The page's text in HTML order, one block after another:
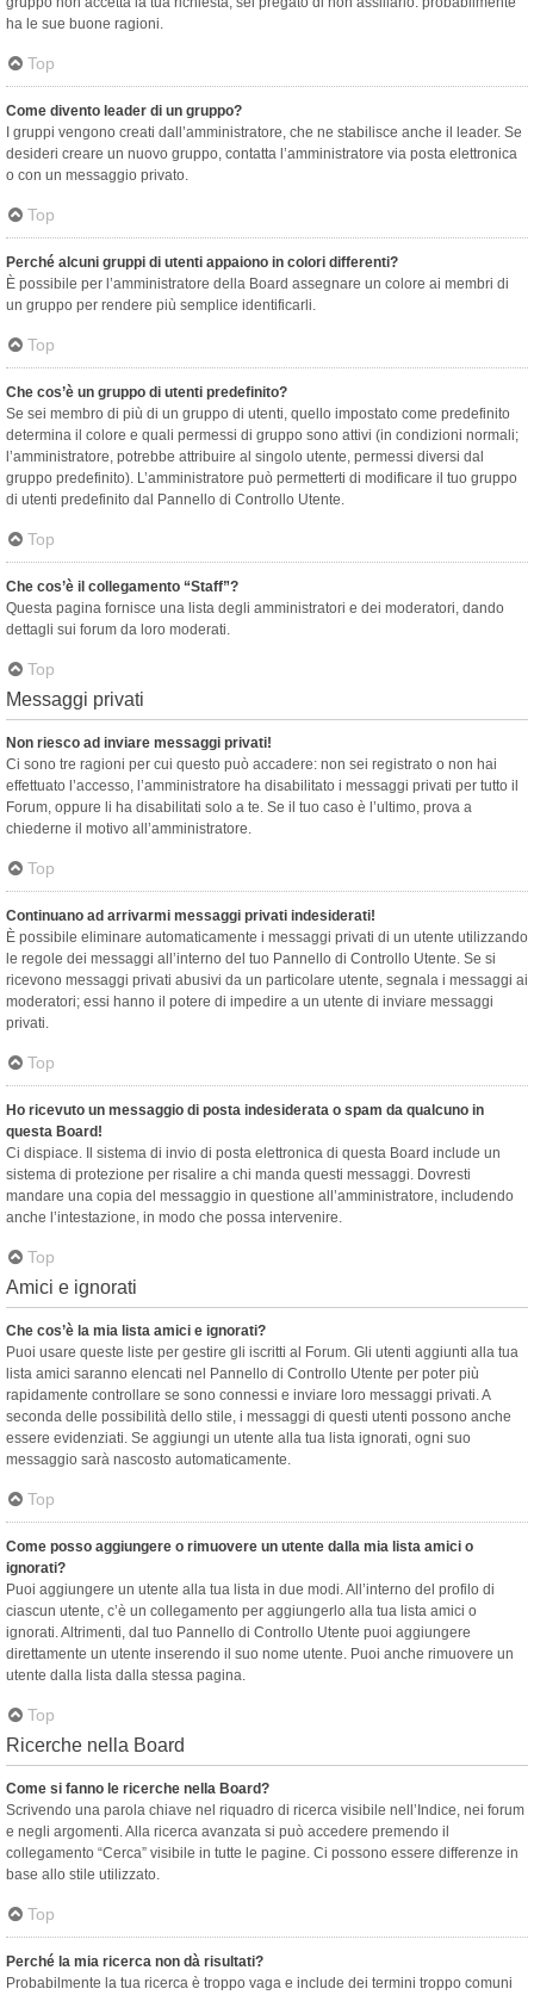
ha le sue buone ragioni.
Top
Come divento leader di un gruppo?
I gruppi vengono creati dall’amministratore, che ne stabilisce anche il leader. Se
desideri creare un nuovo gruppo, contatta l’amministratore via posta elettronica
o con un messaggio privato.
Top
Perché alcuni gruppi di utenti appaiono in colori differenti?
È possibile per l’amministratore della Board assegnare un colore ai membri di
un gruppo per rendere più semplice identificarli.
Top
Che cos’è un gruppo di utenti predefinito?
Se sei membro di più di un gruppo di utenti, quello impostato come predefinito
determina il colore e quali permessi di gruppo sono attivi (in condizioni normali;
l’amministratore, potrebbe attribuire al singolo utente, permessi diversi dal
gruppo predefinito). L’amministratore può permetterti di modificare il tuo gruppo
di utenti predefinito dal Pannello di Controllo Utente.
Top
Che cos’è il collegamento “Staff”?
Questa pagina fornisce una lista degli amministratori e dei moderatori, dando
dettagli sui forum da loro moderati.
Top
Messaggi privati
Non riesco ad inviare messaggi privati!
Ci sono tre ragioni per cui questo può accadere: non sei registrato o non hai
effettuato l’accesso, l’amministratore ha disabilitato i messaggi privati per tutto il
Forum, oppure li ha disabilitati solo a te. Se il tuo caso è l’ultimo, prova a
chiederne il motivo all’amministratore.
Top
Continuano ad arrivarmi messaggi privati indesiderati!
È possibile eliminare automaticamente i messaggi privati ​​di un utente utilizzando
le regole dei messaggi all’interno del tuo Pannello di Controllo Utente. Se si
ricevono messaggi privati ​​abusivi da un particolare utente, segnala i messaggi ai
moderatori; essi hanno il potere di impedire a un utente di inviare messaggi
privati​​.
Top
Ho ricevuto un messaggio di posta indesiderata o spam da qualcuno in
questa Board!
Ci dispiace. Il sistema di invio di posta elettronica di questa Board include un
sistema di protezione per risalire a chi manda questi messaggi. Dovresti
mandare una copia del messaggio in questione all’amministratore, includendo
anche l’intestazione, in modo che possa intervenire.
Top
Amici e ignorati
Che cos’è la mia lista amici e ignorati?
Puoi usare queste liste per gestire gli iscritti al Forum. Gli utenti aggiunti alla tua
lista amici saranno elencati nel Pannello di Controllo Utente per poter più
rapidamente controllare se sono connessi e inviare loro messaggi privati. A
seconda delle possibilità dello stile, i messaggi di questi utenti possono anche
essere evidenziati. Se aggiungi un utente alla tua lista ignorati, ogni suo
messaggio sarà nascosto automaticamente.
Top
Come posso aggiungere o rimuovere un utente dalla mia lista amici o
ignorati?
Puoi aggiungere un utente alla tua lista in due modi. All’interno del profilo di
ciascun utente, c’è un collegamento per aggiungerlo alla tua lista amici o
ignorati. Altrimenti, dal tuo Pannello di Controllo Utente puoi aggiungere
direttamente un utente inserendo il suo nome utente. Puoi anche rimuovere un
utente dalla lista dalla stessa pagina.
Top
Ricerche nella Board
Come si fanno le ricerche nella Board?
Scrivendo una parola chiave nel riquadro di ricerca visibile nell’Indice, nei forum
e negli argomenti. Alla ricerca avanzata si può accedere premendo il
collegamento “Cerca” visibile in tutte le pagine. Ci possono essere differenze in
base allo stile utilizzato.
Top
Perché la mia ricerca non dà risultati?
Probabilmente la tua ricerca è troppo vaga e include dei termini troppo comuni